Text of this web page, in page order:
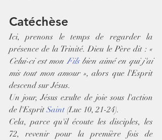
Catéchèse
Ici, prenons le temps de regarder la
présence de la Trinité. Dieu le Père dit : «
Celui-ci est mon Fils bien aimé en qui j'ai
mis tout mon amour », alors que l'Esprit
descend sur Jésus.
Un jour, Jésus exulte de joie sous l'action
de l'Esprit Saint (Luc 10, 21-24).
Cela, parce qu'il écoute les disciples, les